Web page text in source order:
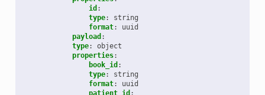
id :
type:
string
format:
uuid
payload :
type:
object
properties:
book_id :
type:
string
format:
uuid
patient_id :